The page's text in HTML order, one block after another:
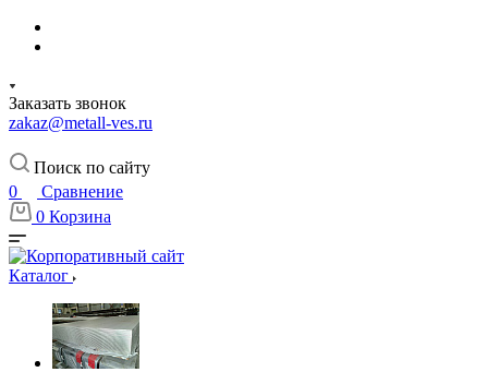
Заказать звонок
zakaz@metall-ves.ru
Поиск по сайту
0
Сравнение
0 Корзина
Каталог